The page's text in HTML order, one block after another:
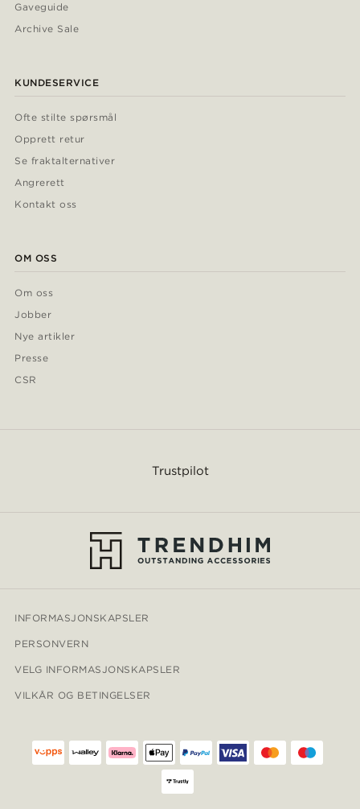
Gaveguide
Archive Sale
KUNDESERVICE
Ofte stilte spørsmål
Opprett retur
Se fraktalternativer
Angrerett
Kontakt oss
OM OSS
Om oss
Jobber
Nye artikler
Presse
CSR
Trustpilot
INFORMASJONSKAPSLER
PERSONVERN
VELG INFORMASJONSKAPSLER
VILKÅR OG BETINGELSER